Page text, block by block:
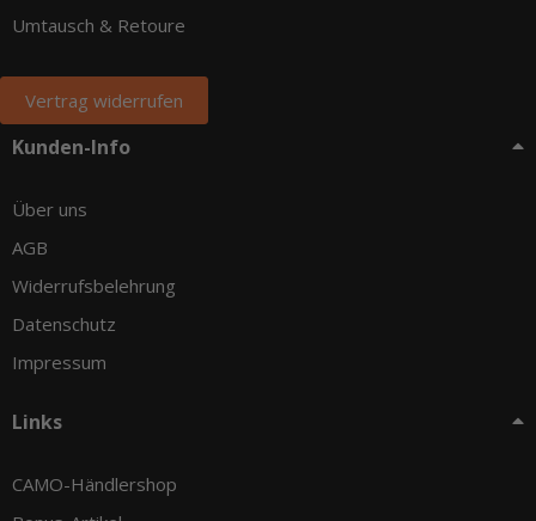
Umtausch & Retoure
Vertrag widerrufen
Kunden-Info
Über uns
AGB
Widerrufsbelehrung
Datenschutz
Impressum
Links
CAMO-Händlershop